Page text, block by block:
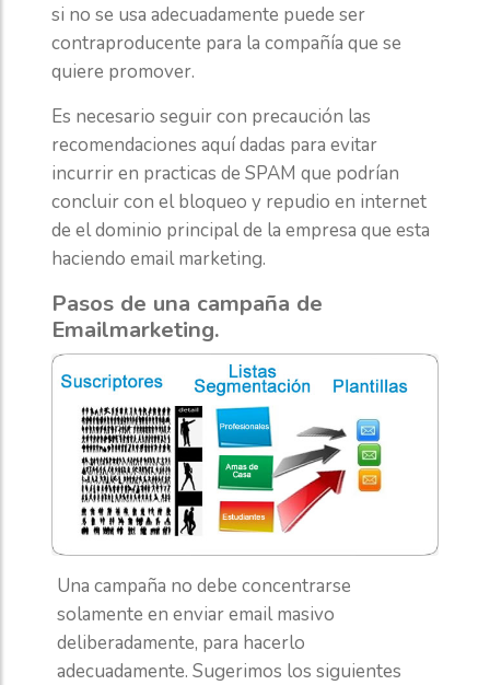
si no se usa adecuadamente puede ser
contraproducente para la compañía que se
quiere promover.
Es necesario seguir con precaución las
recomendaciones aquí dadas para evitar
incurrir en practicas de SPAM que podrían
concluir con el bloqueo y repudio en internet
de el dominio principal de la empresa que esta
haciendo email marketing.
Pasos de una campaña de
Emailmarketing.
Una campaña no debe concentrarse
solamente en enviar email masivo
deliberadamente, para hacerlo
adecuadamente. Sugerimos los siguientes